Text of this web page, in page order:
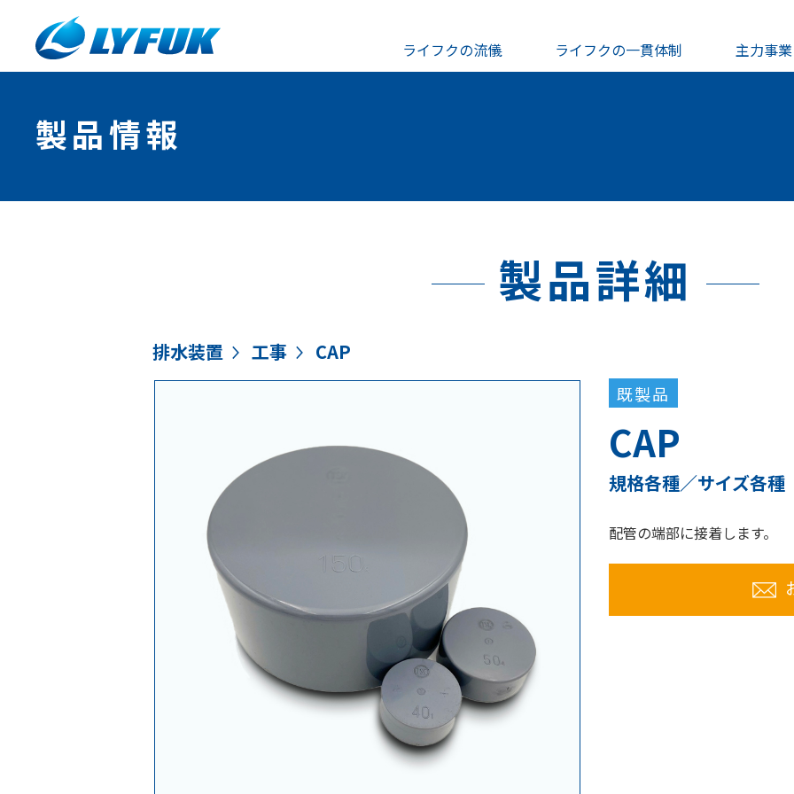
ライフクの流儀 ライフクの一貫体制 主力事
製品情報
製品詳細
排水装置 工事 CAP
既製品
CAP
規格各種／サイズ各種
配管の端部に接着します。